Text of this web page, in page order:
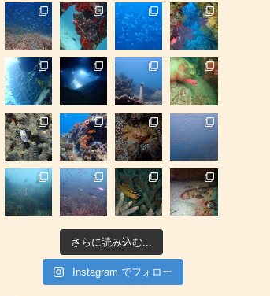
さらに読み込む...
Instagram でフォロー